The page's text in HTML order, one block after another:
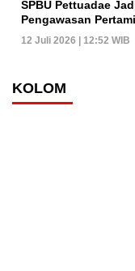
SPBU Pettuadae
Pengawasan
12 Juli 2026 | 12:52 WIB
KOLOM